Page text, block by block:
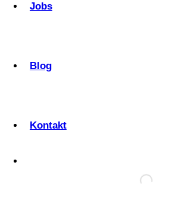
Jobs
Blog
Kontakt